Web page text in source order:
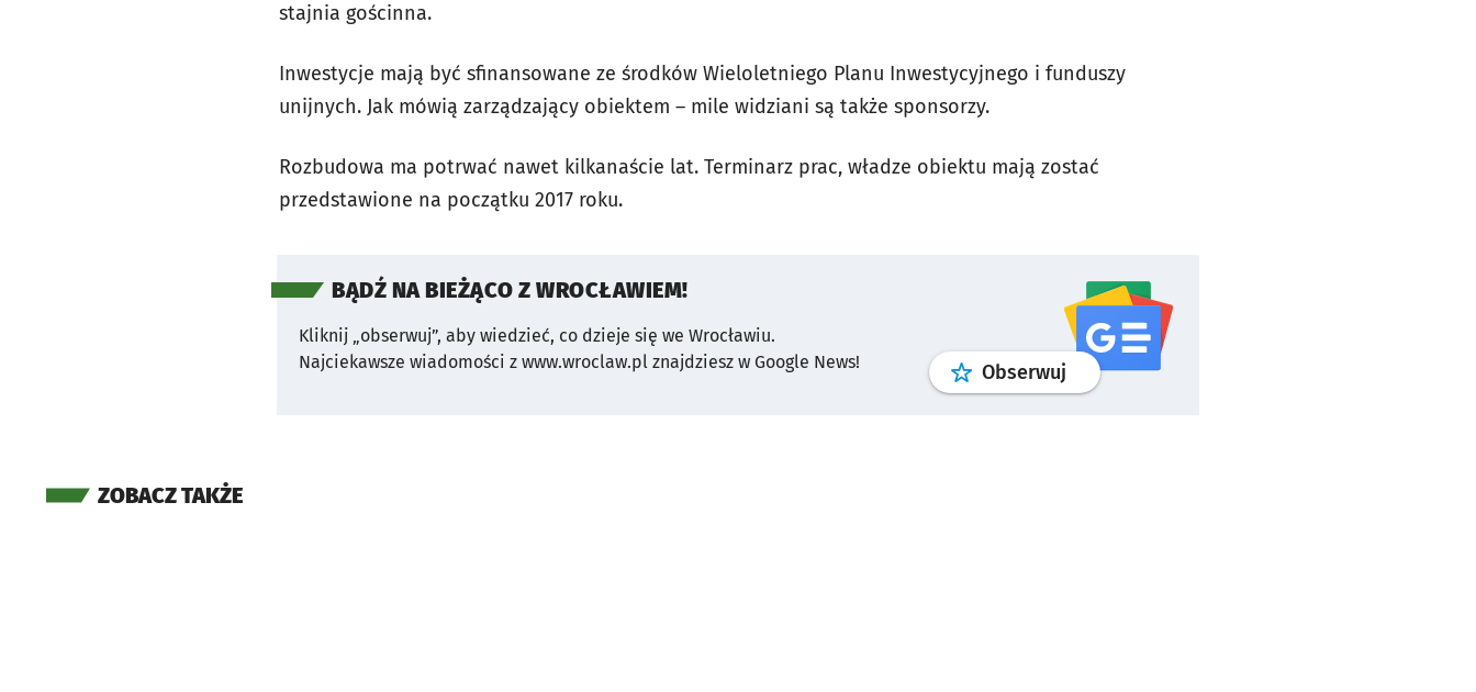
stajnia gościnna.
Inwestycje mają być sfinansowane ze środków Wieloletniego Planu Inwestycyjnego i funduszy
unijnych. Jak mówią zarządzający obiektem – mile widziani są także sponsorzy.
Rozbudowa ma potrwać nawet kilkanaście lat. Terminarz prac, władze obiektu mają zostać
przedstawione na początku 2017 roku.
BĄDŹ NA BIEŻĄCO Z WROCŁAWIEM!
Kliknij „obserwuj”, aby wiedzieć, co dzieje się we Wrocławiu.
Najciekawsze wiadomości z www.wroclaw.pl znajdziesz w Google News!
Obserwuj profilgoogle news
ZOBACZ TAKŻE